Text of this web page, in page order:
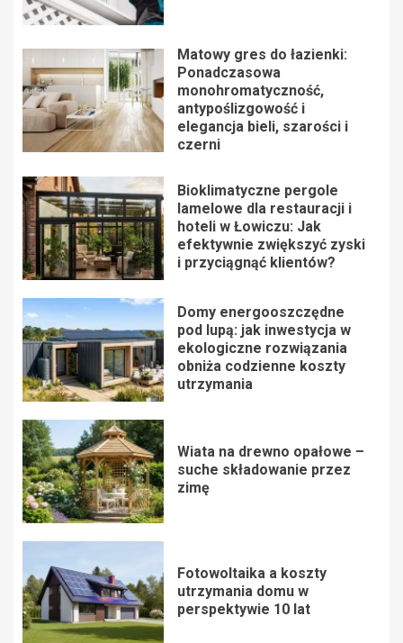
Matowy gres do łazienki:
Ponadczasowa
monohromatyczność,
antypoślizgowość i
elegancja bieli, szarości i
czerni
Bioklimatyczne pergole
lamelowe dla restauracji i
hoteli w Łowiczu: Jak
efektywnie zwiększyć zyski
i przyciągnąć klientów?
Domy energooszczędne
pod lupą: jak inwestycja w
ekologiczne rozwiązania
obniża codzienne koszty
utrzymania
Wiata na drewno opałowe –
suche składowanie przez
zimę
Fotowoltaika a koszty
utrzymania domu w
perspektywie 10 lat